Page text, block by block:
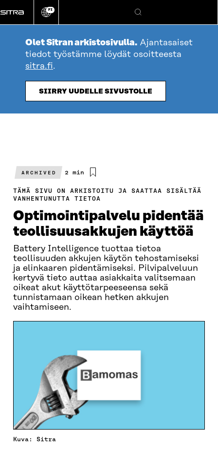
suoraan
sisältöön
Vaihda
kieli
FI
Hae
Olet Sitran arkistosivulla. Ajantasaiset
tiedot työstämme löydät osoitteesta
sitra.fi.
SIIRRY UUDELLE SIVUSTOLLE
ARCHIVED
Arvioitu
2 min
TÄMÄ SIVU ON ARKISTOITU JA SAATTAA SISÄLTÄÄ
VANHENTUNUTTA TIETOA
Optimointipalvelu pidentää
teollisuus­akkujen käyttöä
Battery Intelligence tuottaa tietoa
teollisuuden akkujen käytön tehostamiseksi
ja elinkaaren pidentämiseksi. Pilvipalveluun
kertyvä tieto auttaa asiakkaita valitsemaan
oikeat akut käyttötarpeeseensa sekä
tunnistamaan oikean hetken akkujen
vaihtamiseen.
Kuva: Sitra